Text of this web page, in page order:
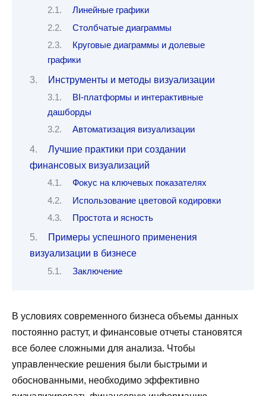
Линейные графики
Столбчатые диаграммы
Круговые диаграммы и долевые
графики
Инструменты и методы визуализации
BI-платформы и интерактивные
дашборды
Автоматизация визуализации
Лучшие практики при создании
финансовых визуализаций
Фокус на ключевых показателях
Использование цветовой кодировки
Простота и ясность
Примеры успешного применения
визуализации в бизнесе
Заключение
В условиях современного бизнеса объемы данных
постоянно растут, и финансовые отчеты становятся
все более сложными для анализа. Чтобы
управленческие решения были быстрыми и
обоснованными, необходимо эффективно